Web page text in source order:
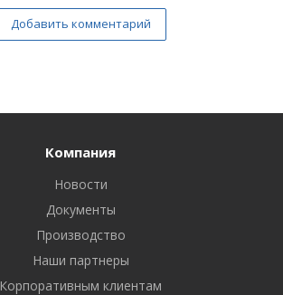
Добавить комментарий
Компания
Новости
Документы
Производство
Наши партнеры
Корпоративным клиентам